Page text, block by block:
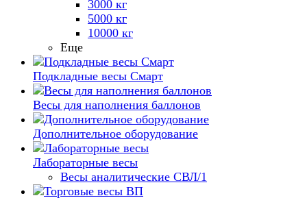
3000 кг
5000 кг
10000 кг
Еще
Подкладные весы Смарт
Весы для наполнения баллонов
Дополнительное оборудование
Лабораторные весы
Весы аналитические СВЛ/1